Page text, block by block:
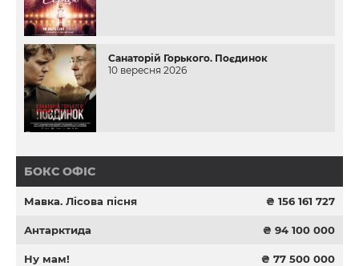
Санаторій Горького. Поєдинок
10 вересня 2026
БОКС ОФІС
Мавка. Лісова пісня ₴ 156 161 727
Антарктида ₴ 94 100 000
Ну мам! ₴ 77 500 000